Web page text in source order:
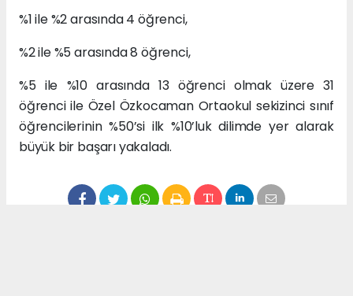
%1 ile %2 arasında 4 öğrenci,
%2 ile %5 arasında 8 öğrenci,
%5 ile %10 arasında 13 öğrenci olmak üzere 31
öğrenci ile Özel Özkocaman Ortaokul sekizinci sınıf
öğrencilerinin %50’si ilk %10’luk dilimde yer alarak
büyük bir başarı yakaladı.